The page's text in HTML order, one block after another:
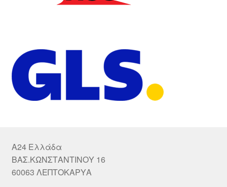
A24 Ελλάδα
ΒΑΣ.ΚΩΝΣΤΑΝΤΙΝΟΥ 16
60063 ΛΕΠΤΟΚΑΡΥΑ